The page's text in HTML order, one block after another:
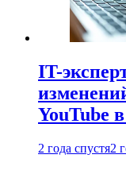
IT-
YouTube
2 года спустя2